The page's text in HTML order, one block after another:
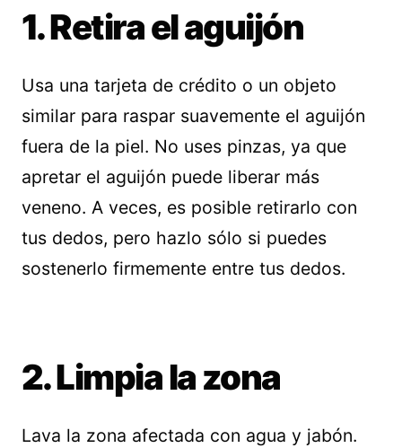
1. Retira el aguijón
Usa una tarjeta de crédito o un objeto
similar para raspar suavemente el aguijón
fuera de la piel. No uses pinzas, ya que
apretar el aguijón puede liberar más
veneno. A veces, es posible retirarlo con
tus dedos, pero hazlo sólo si puedes
sostenerlo firmemente entre tus dedos.
2. Limpia la zona
Lava la zona afectada con agua y jabón.